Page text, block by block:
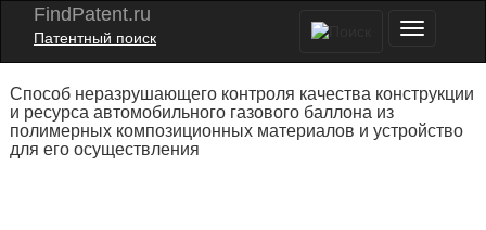
FindPatent.ru
Патентный поиск
Способ неразрушающего контроля качества конструкции
и ресурса автомобильного газового баллона из
полимерных композиционных материалов и устройство
для его осуществления